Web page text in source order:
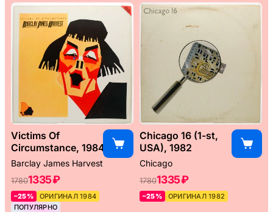
Victims Of
Circumstance, 1984
Barclay James Harvest
17801335 ₽
–25%
ОРИГИНАЛ 1984
ПОПУЛЯРНО
Chicago 16 (1-st,
USA), 1982
Chicago
17801335 ₽
–25% ОРИГИНАЛ 1982